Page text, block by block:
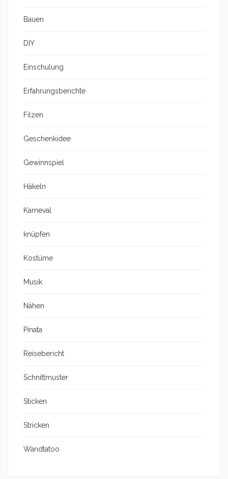
Bauen
DIY
Einschulung
Erfahrungsberichte
Filzen
Geschenkidee
Gewinnspiel
Häkeln
Karneval
knüpfen
Kostüme
Musik
Nähen
Pinata
Reisebericht
Schnittmuster
Sticken
Stricken
Wandtatoo